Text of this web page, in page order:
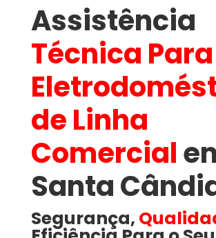
Assistência
Técnica Para
de Linha
Comercial
Santa
Segurança,